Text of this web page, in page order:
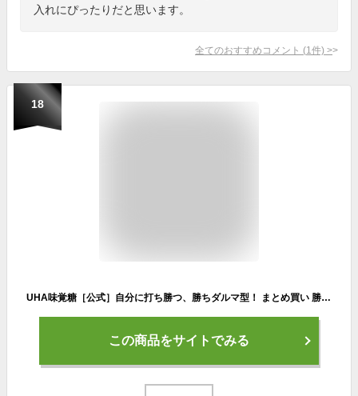
入れにぴったりだと思います。
全てのおすすめコメント (1 件) >
18
UHA味覚糖［公式］自分に打ち勝つ、勝ちダルマ型！ まとめ買い 勝ちグミ もも味 1袋あたり25g 10袋セット
この商品をサイトでみる